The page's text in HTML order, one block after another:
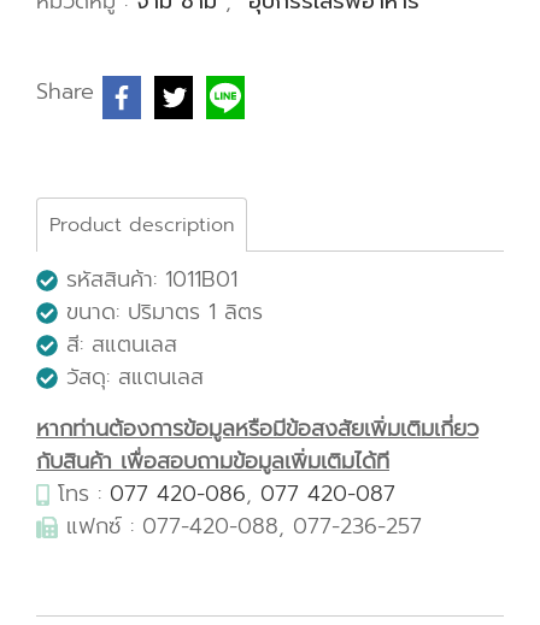
Share
Product description
รหัสสินค้า: 1011B01
ขนาด: ปริมาตร 1 ลิตร
สี: สแตนเลส
วัสดุ: สแตนเลส
หากท่านต้องการข้อมูลหรือมีข้อสงสัยเพิ่มเติมเกี่ยว
กับสินค้า เพื่อสอบถามข้อมูลเพิ่มเติมได้ที
โทร : 077 420-086, 077 420-087
แฟกซ์ : 077-420-088, 077-236-257